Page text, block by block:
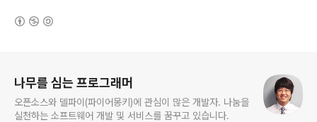
나무를 심는 프로그래머
오픈소스와 델파이(파이어몽키)에 관심이 많은 개발자. 나눔을
실천하는 소프트웨어 개발 및 서비스를 꿈꾸고 있습니다.